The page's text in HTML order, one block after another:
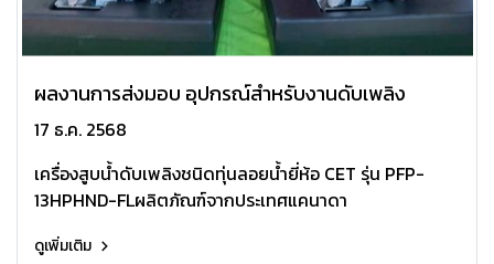
ผลงานการส่งมอบ อุปกรณ์สำหรับงานดับเพลิง
17 ธ.ค. 2568
เครื่องสูบน้ำดับเพลิงชนิดทุ่นลอยน้ำยี่ห้อ CET รุ่น PFP-
13HPHND-FL️ผลิตภัณฑ์จากประเทศแคนาดา
ดูเพิ่มเติม